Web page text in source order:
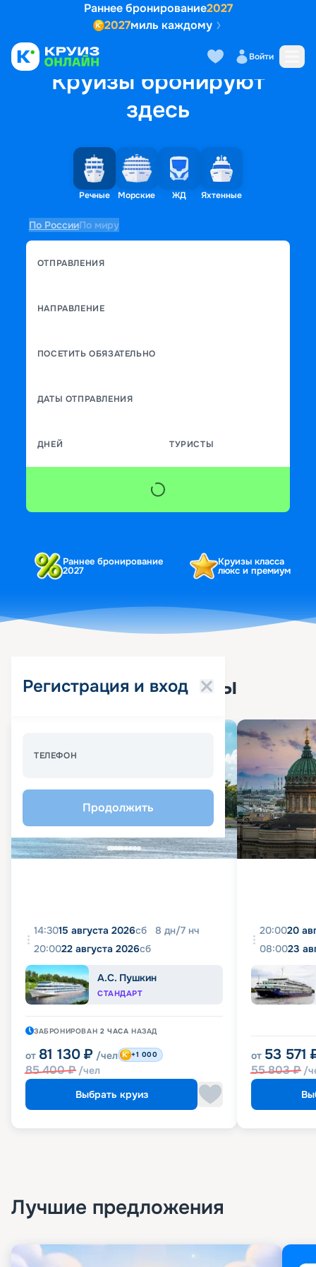
Раннее бронирование2027
2027миль каждому
Войти
Круизы бронируют
здесь
Речные Морские ЖД Яхтенные
По РоссииПо миру
ОТПРАВЛЕНИЯ
НАПРАВЛЕНИЕ
ПОСЕТИТЬ ОБЯЗАТЕЛЬНО
ДАТЫ ОТПРАВЛЕНИЯ
ДНЕЙ ТУРИСТЫ
Раннее бронирование
2027
Круизы класса
люкс и премиум
Регистрация и вход
ТЕЛЕФОН
Продолжить
Популярные круизы
14:3015 августа 2026сб 8 дн/7 нч
20:0022 августа 2026сб
А.С. Пушкин
СТАНДАРТ
ЗАБРОНИРОВАН 2 ЧАСА НАЗАД
от 81 130 ₽ /чел
85 400₽ /чел
+1 000
Выбрать круиз
20:0020
08:0023
от 53 571
55 803₽ /
Лучшие предложения